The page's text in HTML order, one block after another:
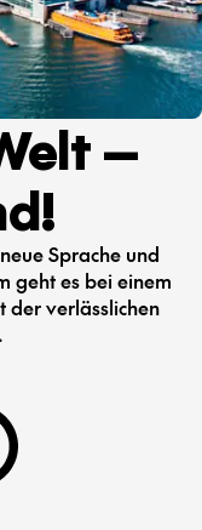
—
Sprache und
geht es bei einem
der verlässlichen